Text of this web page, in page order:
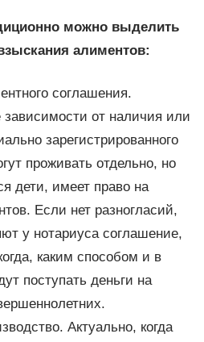
можно выделить
алиментов:
соглашения.
зависимости от наличия или
зарегистрированного
проживать отдельно, но
дети, имеет право на
Если нет разногласий,
у нотариуса соглашение,
каким способом и в
поступать деньги на
Актуально, когда